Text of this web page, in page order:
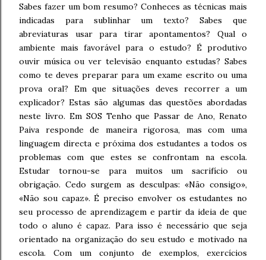
Sabes fazer um bom resumo? Conheces as técnicas mais
indicadas para sublinhar um texto? Sabes que
abreviaturas usar para tirar apontamentos? Qual o
ambiente mais favorável para o estudo? É produtivo
ouvir música ou ver televisão enquanto estudas? Sabes
como te deves preparar para um exame escrito ou uma
prova oral? Em que situações deves recorrer a um
explicador? Estas são algumas das questões abordadas
neste livro. Em SOS Tenho que Passar de Ano, Renato
Paiva responde de maneira rigorosa, mas com uma
linguagem directa e próxima dos estudantes a todos os
problemas com que estes se confrontam na escola.
Estudar tornou-se para muitos um sacrifício ou
obrigação. Cedo surgem as desculpas: «Não consigo»,
«Não sou capaz». É preciso envolver os estudantes no
seu processo de aprendizagem e partir da ideia de que
todo o aluno é capaz. Para isso é necessário que seja
orientado na organização do seu estudo e motivado na
escola. Com um conjunto de exemplos, exercícios